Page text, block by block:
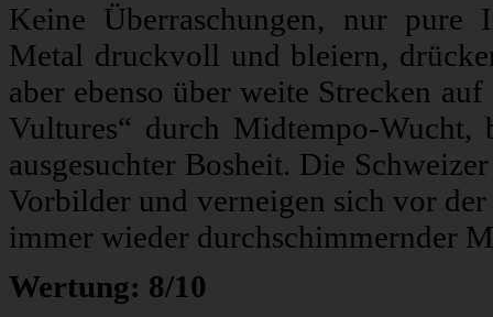
Keine Überraschungen, nur pure
Metal druckvoll und bleiern,
aber ebenso über weite Strecken
Vultures“ durch Midtempo-
ausgesuchter Bosheit. Die
Vorbilder und verneigen sich vor
immer wieder durchschimmernder
Wertung: 8/10